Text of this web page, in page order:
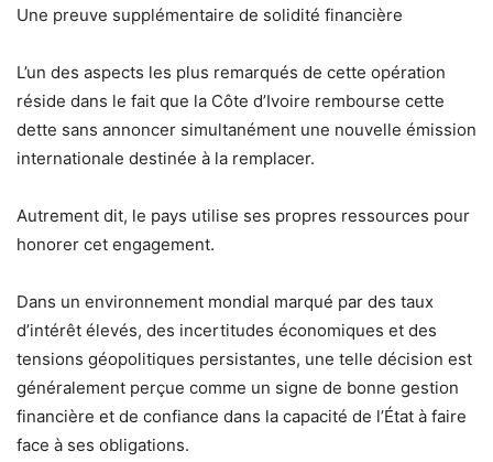
Une preuve supplémentaire de solidité financière
L’un des aspects les plus remarqués de cette opération
réside dans le fait que la Côte d’Ivoire rembourse cette
dette sans annoncer simultanément une nouvelle émission
internationale destinée à la remplacer.
Autrement dit, le pays utilise ses propres ressources pour
honorer cet engagement.
Dans un environnement mondial marqué par des taux
d’intérêt élevés, des incertitudes économiques et des
tensions géopolitiques persistantes, une telle décision est
généralement perçue comme un signe de bonne gestion
financière et de confiance dans la capacité de l’État à faire
face à ses obligations.